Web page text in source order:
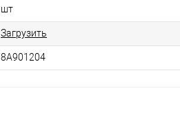
шт
Загрузить
8А901204